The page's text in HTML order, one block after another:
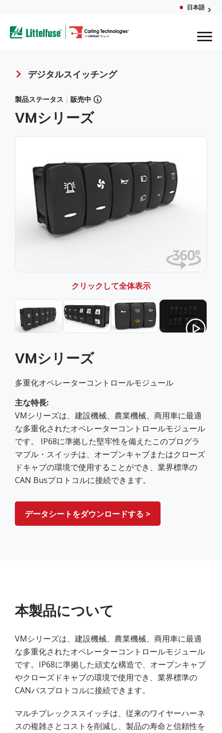
main
content
日本語
Breadcrumb
デジタルスイッチング
製品ステータス | 販売中
VMシリーズ
クリックして全体表示
VMシリーズ
多重化オペレーターコントロールモジュール
主な特長:
VMシリーズは、建設機械、農業機械、商用車に最適
な多重化されたオペレーターコントロールモジュール
です。 IP68に準拠した堅牢性を備えたこのプログラ
マブル・スイッチは、オープンキャブまたはクローズ
ドキャブの環境で使用することができ、業界標準の
CAN Busプロトコルに接続できます。
データシートをダウンロードする >
本製品について
VMシリーズは、建設機械、農業機械、商用車に最適
な多重化されたオペレーターコントロールモジュール
です。IP68に準拠した頑丈な構造で、オープンキャブ
やクローズドキャブの環境で使用でき、業界標準の
CANバスプロトコルに接続できます。
マルチプレックススイッチは、従来のワイヤーハーネ
スの複雑さとコストを削減し、製品の寿命と信頼性を